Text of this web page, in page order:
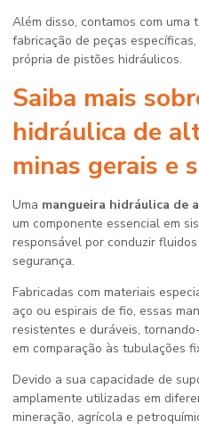
Além disso, contamos com uma
fabricação de peças
própria de pistões hidráulicos.
Saiba mais
hidráulica de
minas gerais e
Uma mangueira hidráulica de
um componente essencial em
responsável por conduzir
segurança.
Fabricadas com materiais
aço ou espirais de fio, essas
resistentes e duráveis,
em comparação às tubulações
Devido a sua capacidade de
amplamente utilizadas em
mineração, agrícola e